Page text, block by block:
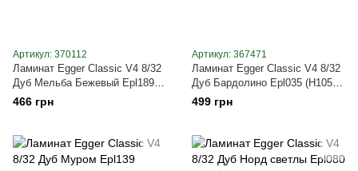
Артикул: 370112
Ламинат Egger Classic V4 8/32
Дуб Мельба Бежевый Epl189
(H2416)
466 грн
Артикул: 367471
Ламинат Egger Classic V4 8/32
Дуб Бардолино Epl035 (H1055)
367471
499 грн